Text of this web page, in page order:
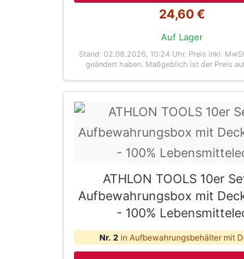
24,60 €
Auf Lager
Stand: 02.08.2026, 10:24 Uhr. Preis inkl.
geändert haben. Maßgeblich ist der Preis
ATHLON TOOLS 10er
Aufbewahrungsbox mit
- 100%
Nr. 2 in Aufbewahrungsbehälter mit